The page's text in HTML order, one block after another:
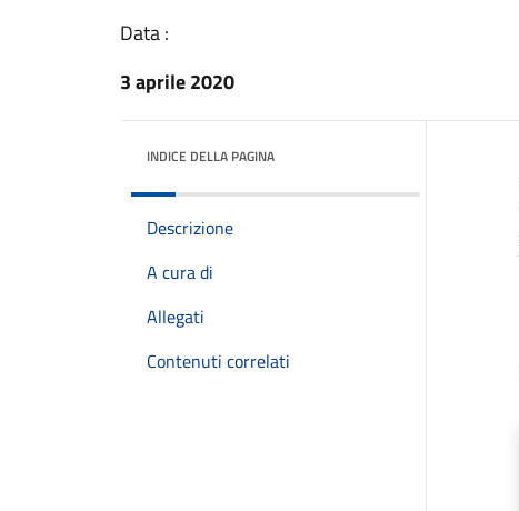
Data :
3 aprile 2020
INDICE DELLA PAGINA
Descrizione
A cura di
Allegati
Contenuti correlati